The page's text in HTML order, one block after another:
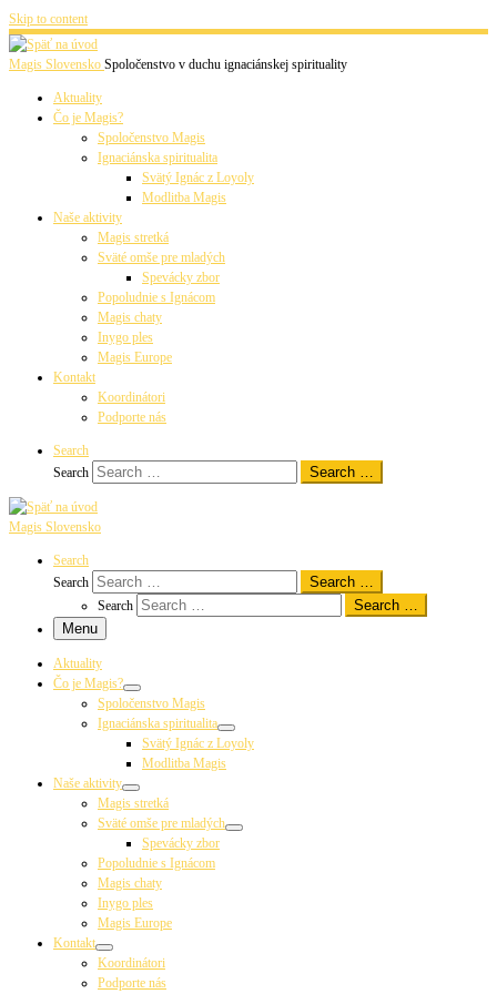
Skip to content
Magis Slovensko Spoločenstvo v duchu ignaciánskej spirituality
Aktuality
Čo je Magis?
Spoločenstvo Magis
Ignaciánska spiritualita
Svätý Ignác z Loyoly
Modlitba Magis
Naše aktivity
Magis stretká
Sväté omše pre mladých
Spevácky zbor
Popoludnie s Ignácom
Magis chaty
Inygo ples
Magis Europe
Kontakt
Koordinátori
Podporte nás
Search
Search
Search …
Magis Slovensko
Search
Search
Search …
Search
Search …
Menu
Aktuality
Čo je Magis?
Spoločenstvo Magis
Ignaciánska spiritualita
Svätý Ignác z Loyoly
Modlitba Magis
Naše aktivity
Magis stretká
Sväté omše pre mladých
Spevácky zbor
Popoludnie s Ignácom
Magis chaty
Inygo ples
Magis Europe
Kontakt
Koordinátori
Podporte nás